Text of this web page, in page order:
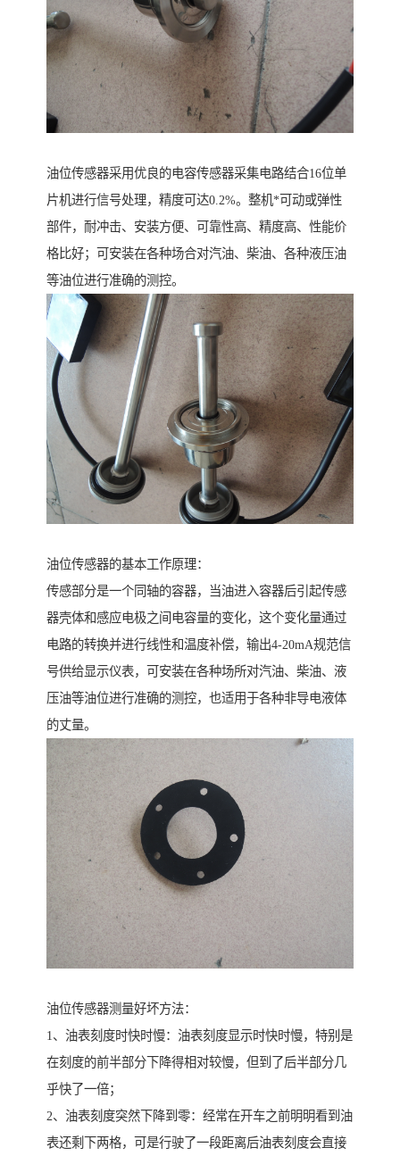
油位传感器采用优良的电容传感器采集电路结合16位单
片机进行信号处理，精度可达0.2%。整机*可动或弹性
部件，耐冲击、安装方便、可靠性高、精度高、性能价
格比好；可安装在各种场合对汽油、柴油、各种液压油
等油位进行准确的测控。
油位传感器的基本工作原理：
传感部分是一个同轴的容器，当油进入容器后引起传感
器壳体和感应电极之间电容量的变化，这个变化量通过
电路的转换并进行线性和温度补偿，输出4-20mA规范信
号供给显示仪表，可安装在各种场所对汽油、柴油、液
压油等油位进行准确的测控，也适用于各种非导电液体
的丈量。
油位传感器测量好坏方法：
1、油表刻度时快时慢：油表刻度显示时快时慢，特别是
在刻度的前半部分下降得相对较慢，但到了后半部分几
乎快了一倍；
2、油表刻度突然下降到零：经常在开车之前明明看到油
表还剩下两格，可是行驶了一段距离后油表刻度会直接